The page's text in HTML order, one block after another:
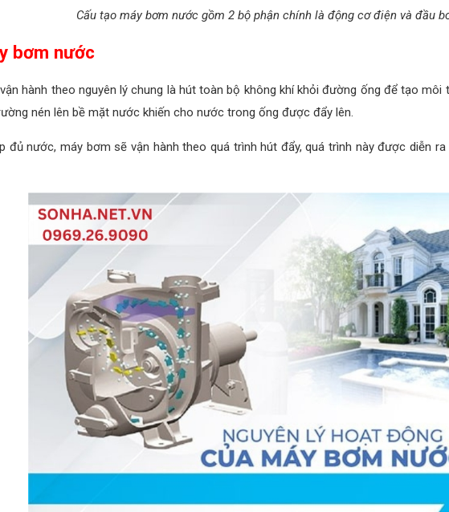
Cấu tạo máy bơm nước gồm 2 bộ phận chính là động cơ điện và đầu
bơm nước
hành theo nguyên lý chung là hút toàn bộ không khí khỏi đường ống để tạo
nén lên bề mặt nước khiến cho nước trong ống được đẩy lên.
đủ nước, máy bơm sẽ vận hành theo quá trình hút đẩy, quá trình này được diễn